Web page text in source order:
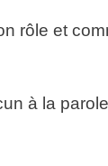
rôle et
à la